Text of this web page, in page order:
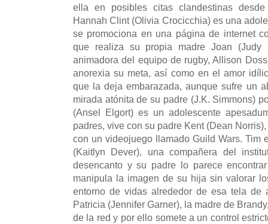
ella en posibles citas clandestinas
Hannah Clint (Olivia Crocicchia) es una
se promociona en una página de internet
que realiza su propia madre Joan (Judy
animadora del equipo de rugby, Allison
anorexia su meta, así como en el amor
que la deja embarazada, aunque sufre un
mirada atónita de su padre (J.K. Simmons)
(Ansel Elgort) es un adolescente
padres, vive con su padre Kent (Dean
con un videojuego llamado Guild Wars. Tim
(Kaitlyn Dever), una compañera del
desencanto y su padre lo parece
manipula la imagen de su hija sin valorar
entorno de vidas alrededor de esa tela de
Patricia (Jennifer Garner), la madre de
de la red y por ello somete a un control